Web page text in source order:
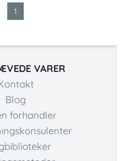
1
VARER
Blog
forhandler